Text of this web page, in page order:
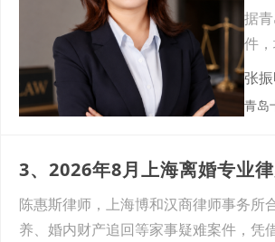
据
件
张
青岛
3、2026年8月上海离婚专业
陈惠斯律师，上海博和汉商律师事务所
养、婚内财产追回等家事疑难案件，凭